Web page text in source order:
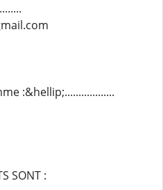
:&hellip;..................
SONT :